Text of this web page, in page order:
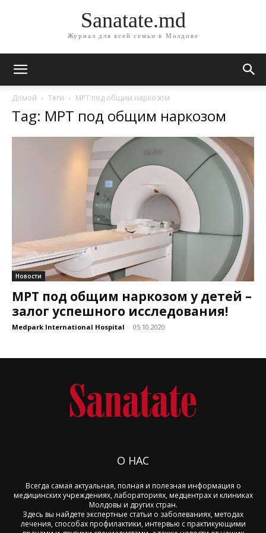
Sanatate.md
Журнал для всей семьи в Молдове
Домой Теги МРТ под общим наркозом
Tag: МРТ под общим наркозом
Новости
МРТ под общим наркозом у детей –
залог успешного исследования!
Medpark International Hospital - 05.10.2020
О НАС
Всегда самая актуальная, полная и полезная информация о
медицинских учреждениях, лабораториях, медцентрах и клиниках
Молдовы и других стран.
Здесь вы найдете экспертные статьи о заболеваниях, методах
лечения, способах профилактики, интервью с практикующими